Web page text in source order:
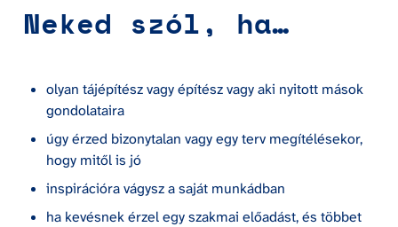
Neked szól, ha…
olyan tájépítész vagy építész vagy aki nyitott mások
gondolataira
úgy érzed bizonytalan vagy egy terv megítélésekor,
hogy mitől is jó
inspirációra vágysz a saját munkádban
ha kevésnek érzel egy szakmai előadást, és többet